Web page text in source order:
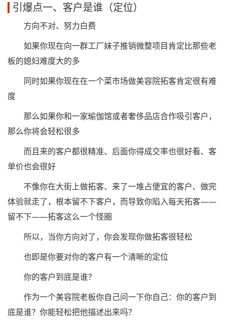
引爆点一、客户是谁（定位）
方向不对、努力白费
如果你现在向一群工厂妹子推销微整项目肯定比那些老
板的媳妇难度大的多
同时如果你现在在一个菜市场做美容院拓客肯定很有难
度
那么如果你和一家瑜伽馆或者奢侈品店合作吸引客户，
那么你将会轻松很多
而且来的客户都很精准、后面你得成交率也很好看、客
单价也会很好
不像你在大街上做拓客、来了一堆占便宜的客户、做完
体验就走了，根本留不下客户，而导致你陷入每天拓客——
留不下——拓客这么一个怪圈
所以，当你方向对了，你会发现你做拓客很轻松
也即是你要对你的客户有一个清晰的定位
你的客户到底是谁？
作为一个美容院老板你自己问一下你自己：你的客户到
底是谁？你能轻松把他描述出来吗？